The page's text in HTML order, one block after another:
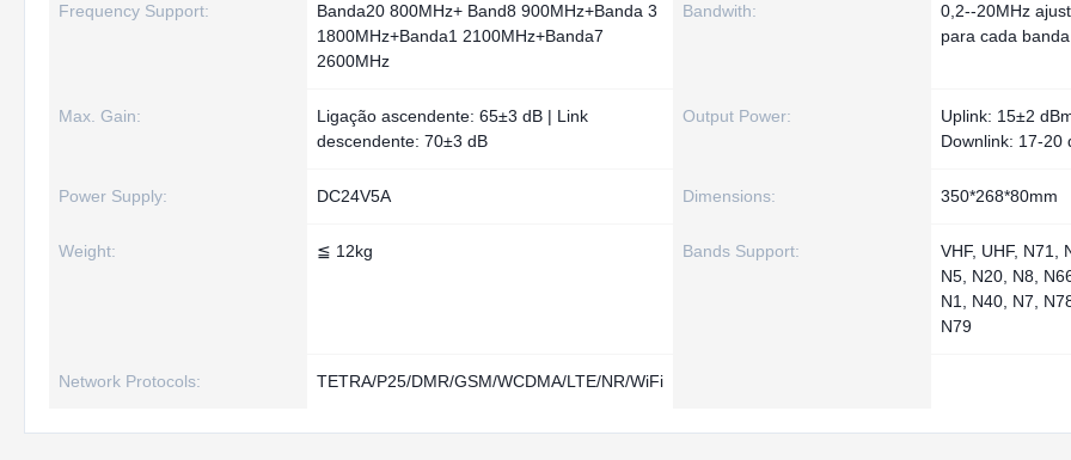
Frequency Support:
Banda20 800MHz+ Band8 900MHz+Banda 3
1800MHz+Banda1 2100MHz+Banda7
2600MHz
Bandwith:
0,2--20MHz
para cada banda
Max. Gain:
Ligação ascendente: 65±3 dB | Link
descendente: 70±3 dB
Output Power:
Uplink: 15±2
Downlink: 17-20
Power Supply: DC24V5A Dimensions: 350*268*80mm
Weight: ≦ 12kg Bands Support:
VHF, UHF, N71,
N5, N20, N8,
N1, N40, N7,
N79
Network Protocols: TETRA/P25/DMR/GSM/WCDMA/LTE/NR/WiFi